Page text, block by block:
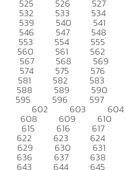
525 526 527
532 533 534
539 540 541
546 547 548
553 554 555
560 561 562
567 568 569
574 575 576
581 582 583
588 589 590
595 596 597
602 603 604
608 609 610
615 616 617
622 623 624
629 630 631
636 637 638
643 644 645